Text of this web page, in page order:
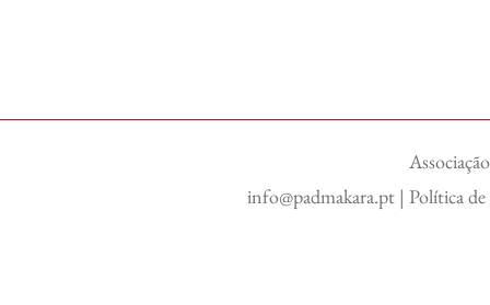
info@padmakara.pt | Política